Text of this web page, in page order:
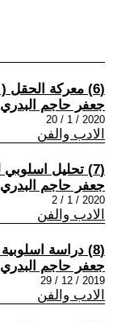
(6) معركة الحقل ( قصيدة لايميلي ديكنسون )
جعفر حاجم البدري
2020 / 1 / 20
الادب والفن
(7) تحليل اسلوبي لقصة قصيرة
جعفر حاجم البدري
2020 / 1 / 2
الادب والفن
(8) دراسة اسلوبية ل ( شخابيط ) ابي هاجر
جعفر حاجم البدري
2019 / 12 / 29
الادب والفن